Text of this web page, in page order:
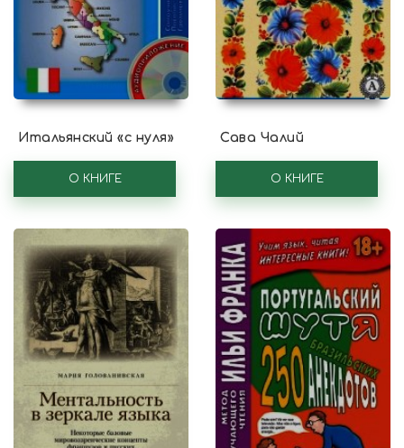
Итальянский «с нуля»
О КНИГЕ
Сава Чалий
О КНИГЕ